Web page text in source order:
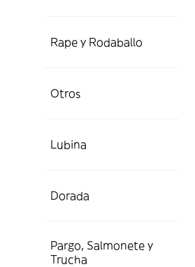
Rape y Rodaballo
Otros
Lubina
Dorada
Pargo, Salmonete y
Trucha